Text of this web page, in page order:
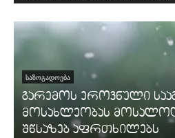
ᲡᲐᲖᲝᲒᲐᲓᲝᲔᲑᲐ
გარემოს ეროვნული
მოსახლეობას
შწსაზებ აფრთხილებს